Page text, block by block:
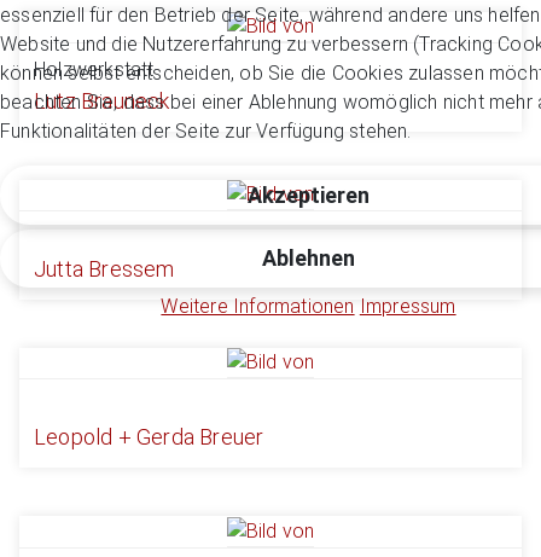
Holzwerkstatt
Lutz Brauneck
Jutta Bressem
Leopold + Gerda Breuer
essenziell für den Betrieb der Seite, während andere uns
Website und die Nutzererfahrung zu verbessern (Tracking
können selbst entscheiden, ob Sie die Cookies zulassen
beachten Sie, dass bei einer Ablehnung womöglich nicht mehr
Funktionalitäten der Seite zur Verfügung stehen.
Akzeptieren
Ablehnen
Weitere Informationen Impressum